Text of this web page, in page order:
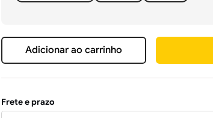
Adicionar ao carrinho